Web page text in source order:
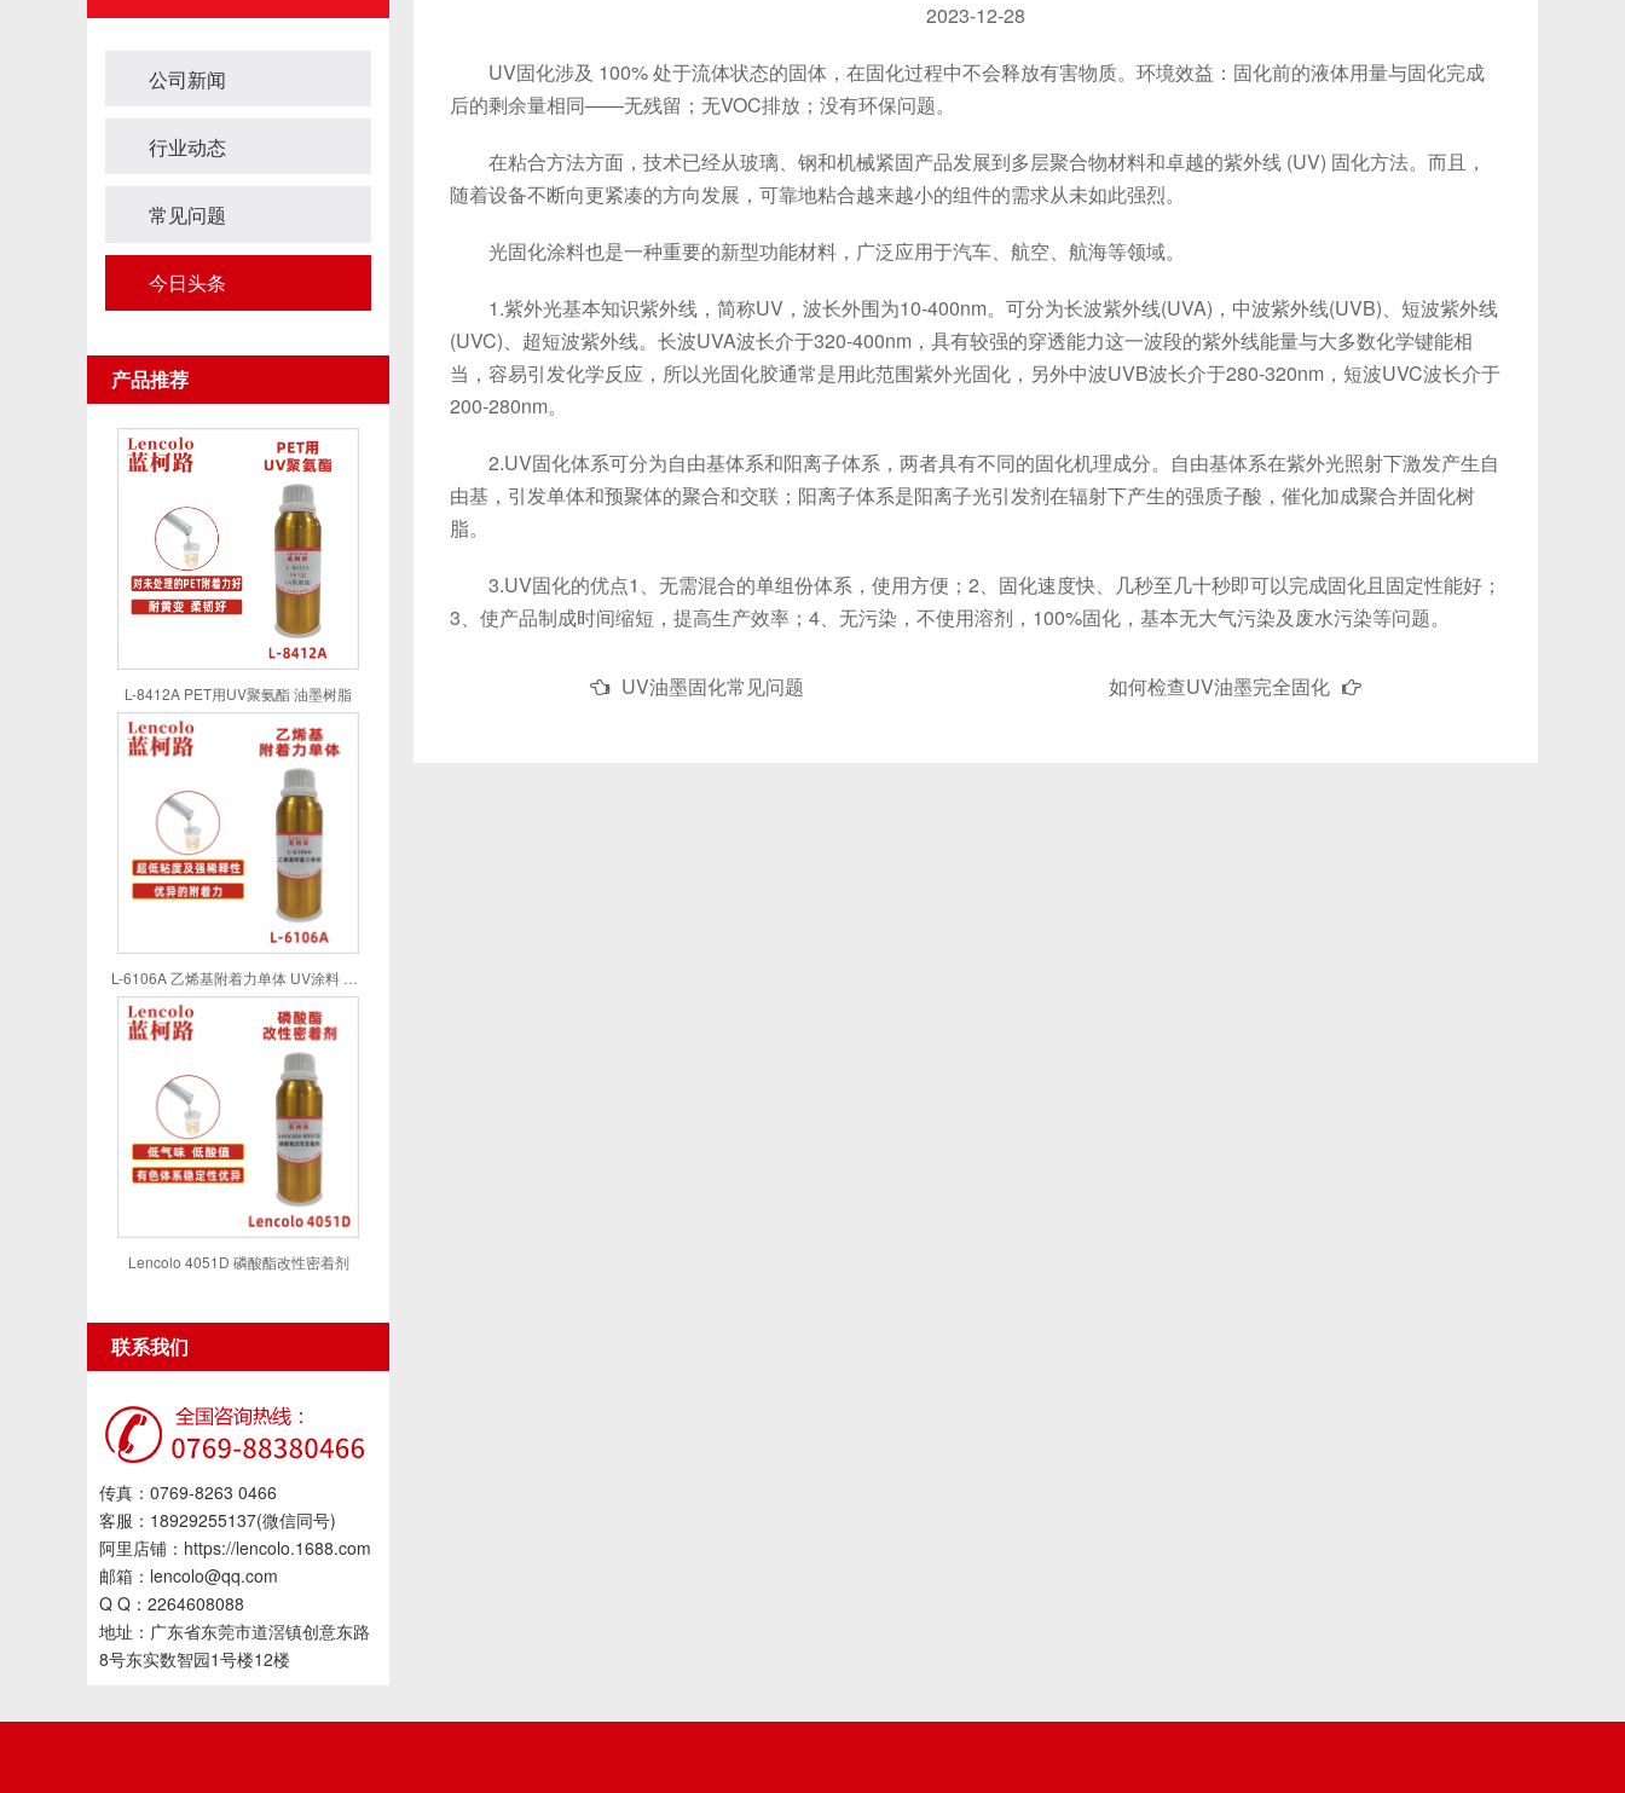
公司新闻
行业动态
常见问题
今日头条
产品推荐
L-8412A PET用UV聚氨酯 油墨树脂
Lencolo 4051D 磷酸酯改性密着剂
联系我们
传真：0769-8263 0466
客服：18929255137(微信同号)
阿里店铺：https://lencolo.1688.com
邮箱：lencolo@qq.com
Q Q：2264608088
地址：广东省东莞市道滘镇创意东路
8号东实数智园1号楼12楼
2023-12-28
UV固化涉及 100% 处于流体状态的固体，在固化过程中不会释放有害物质。环境效益：固化前的液体用量与固化完成
后的剩余量相同——无残留；无VOC排放；没有环保问题。
在粘合方法方面，技术已经从玻璃、钢和机械紧固产品发展到多层聚合物材料和卓越的紫外线 (UV) 固化方法。而且，
随着设备不断向更紧凑的方向发展，可靠地粘合越来越小的组件的需求从未如此强烈。
光固化涂料也是一种重要的新型功能材料，广泛应用于汽车、航空、航海等领域。
1.紫外光基本知识紫外线，简称UV，波长外围为10-400nm。可分为长波紫外线(UVA)，中波紫外线(UVB)、短波紫外线
(UVC)、超短波紫外线。长波UVA波长介于320-400nm，具有较强的穿透能力这一波段的紫外线能量与大多数化学键能相
当，容易引发化学反应，所以光固化胶通常是用此范围紫外光固化，另外中波UVB波长介于280-320nm，短波UVC波长介于
200-280nm。
2.UV固化体系可分为自由基体系和阳离子体系，两者具有不同的固化机理成分。自由基体系在紫外光照射下激发产生自
由基，引发单体和预聚体的聚合和交联；阳离子体系是阳离子光引发剂在辐射下产生的强质子酸，催化加成聚合并固化树
脂。
3.UV固化的优点1、无需混合的单组份体系，使用方便；2、固化速度快、几秒至几十秒即可以完成固化且固定性能好；
3、使产品制成时间缩短，提高生产效率；4、无污染，不使用溶剂，100%固化，基本无大气污染及废水污染等问题。
UV油墨固化常见问题 如何检查UV油墨完全固化